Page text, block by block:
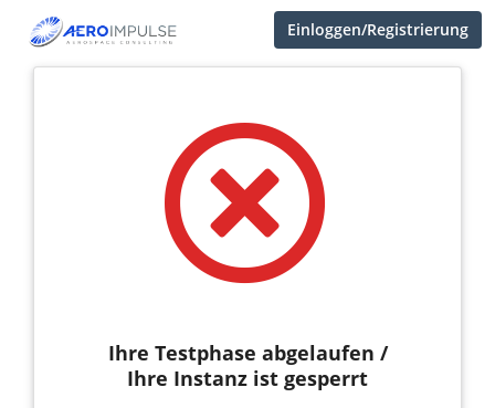
Einloggen/Registrierung
Ihre Testphase abgelaufen /
Ihre Instanz ist gesperrt